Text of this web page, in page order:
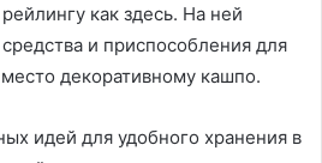
как здесь. На ней
и приспособления для
декоративному кашпо.